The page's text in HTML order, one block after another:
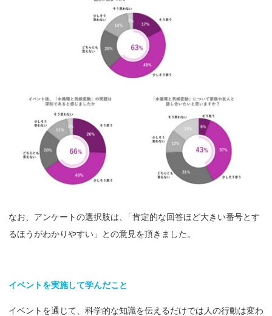
なお、アンケートの選択肢は
「肯定的な回答ほど大きい番号とす
るほうがわかりやすい」との意見を頂きました。
イベントを実施して学んだこと
イベントを通じて、科学的な知識を伝えるだけでは人の行動は変わ